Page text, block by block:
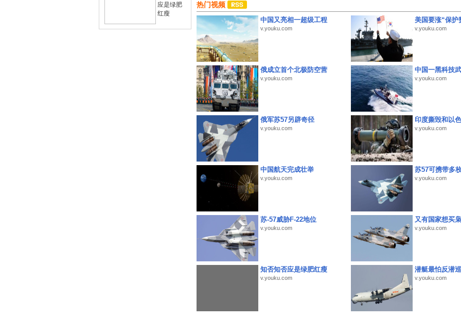
应是绿肥
红瘦
热门视频
中国又亮相一超级工程
v.youku.com
美国要涨“保护
v.youku.com
俄成立首个北极防空营
v.youku.com
中国一黑科技
v.youku.com
俄军苏57另辟奇径
v.youku.com
印度撕毁和以
v.youku.com
中国航天完成壮举
v.youku.com
苏57可携带多
v.youku.com
苏-57威胁F-22地位
v.youku.com
又有国家想买
v.youku.com
知否知否应是绿肥红瘦
v.youku.com
潜艇最怕反潜
v.youku.com